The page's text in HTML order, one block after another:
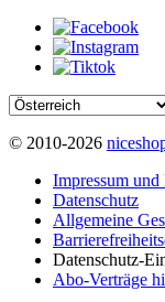
© 2010-2026
Impressum
Datenschutz
Allgemeine
Datenschutz-
Abo-Verträge